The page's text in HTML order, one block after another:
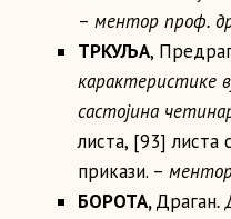
– ментор проф.
ТРКУЉА,
карактеристике
састојина
листа, [93] листа
прикази. –
БОРОТА,Драган.